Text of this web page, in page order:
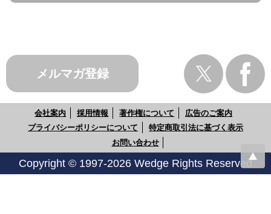
メルマガ登録
会社案内 採用情報 著作権について
広告のご案内
プライバシーポリシーについて
特定商取引法に基づく表示
お問い合わせ
Copyright © 1997-2026 Wedge Rights Reserved